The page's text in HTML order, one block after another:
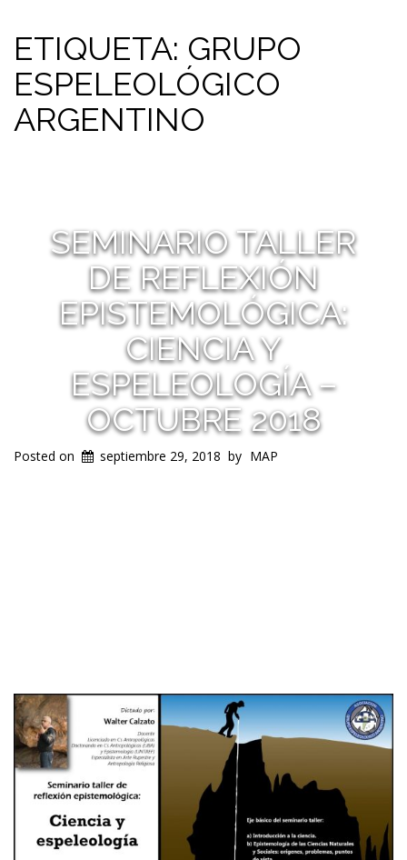
ETIQUETA: GRUPO
ESPELEOLÓGICO
ARGENTINO
SEMINARIO TALLER
DE REFLEXIÓN
EPISTEMOLÓGICA:
CIENCIA Y
ESPELEOLOGÍA –
OCTUBRE 2018
Posted on septiembre 29, 2018 by MAP